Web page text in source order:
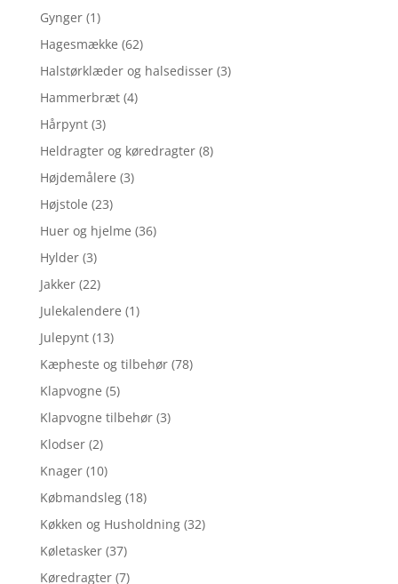
Gynger (1)
Hagesmække (62)
Halstørklæder og halsedisser (3)
Hammerbræt (4)
Hårpynt (3)
Heldragter og køredragter (8)
Højdemålere (3)
Højstole (23)
Huer og hjelme (36)
Hylder (3)
Jakker (22)
Julekalendere (1)
Julepynt (13)
Kæpheste og tilbehør (78)
Klapvogne (5)
Klapvogne tilbehør (3)
Klodser (2)
Knager (10)
Købmandsleg (18)
Køkken og Husholdning (32)
Køletasker (37)
Køredragter (7)